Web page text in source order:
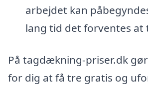
arbejdet kan
lang tid det forventes at
På tagdækning-priser.dk
for dig at få tre gratis og